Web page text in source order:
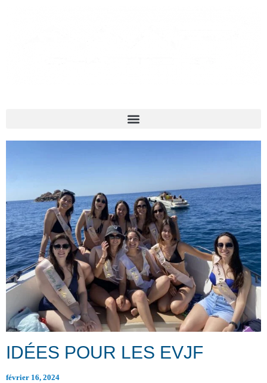
IDÉES POUR LES EVJF
février 16, 2024